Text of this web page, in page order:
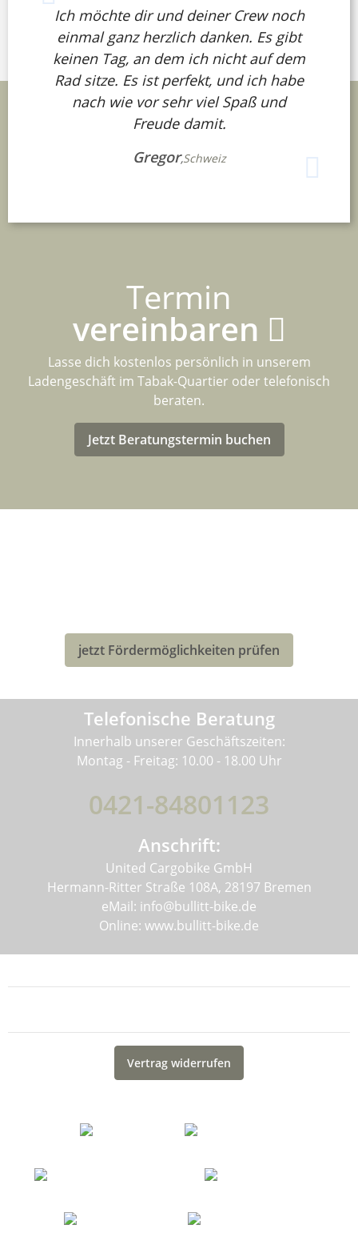
Ich möchte dir und deiner Crew noch
einmal ganz herzlich danken. Es gibt
keinen Tag, an dem ich nicht auf dem
Rad sitze. Es ist perfekt, und ich habe
nach wie vor sehr viel Spaß und
Freude damit.
Gregor,Schweiz
Termin
vereinbaren
Lasse dich kostenlos persönlich in unserem
Ladengeschäft im Tabak-Quartier oder telefonisch
beraten.
Jetzt Beratungstermin buchen
jetzt Fördermöglichkeiten prüfen
Telefonische Beratung
Innerhalb unserer Geschäftszeiten:
Montag - Freitag: 10.00 - 18.00 Uhr
0421-84801123
Anschrift:
United Cargobike GmbH
Hermann-Ritter Straße 108A, 28197 Bremen
eMail: info@bullitt-bike.de
Online: www.bullitt-bike.de
Vertrag widerrufen